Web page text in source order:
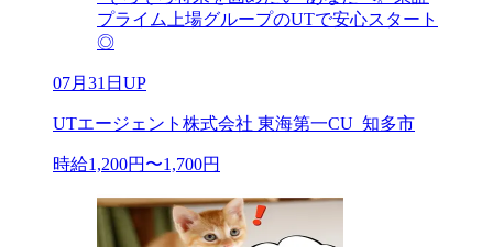
プライム上場グループのUTで安心スタート
◎
07月31日UP
UTエージェント株式会社 東海第一CU_知多市
時給1,200円〜1,700円